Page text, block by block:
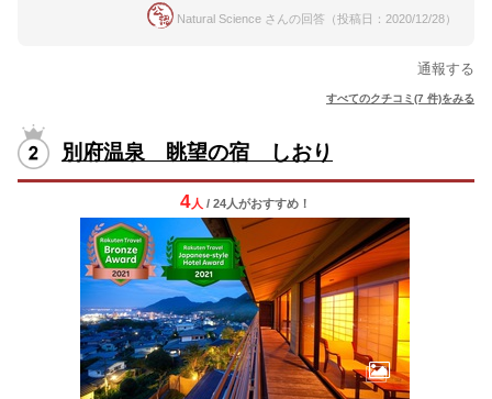
Natural Science さんの回答（投稿日：2020/12/28）
通報する
すべてのクチコミ(7 件)をみる
別府温泉 眺望の宿 しおり
4人 / 24人がおすすめ！